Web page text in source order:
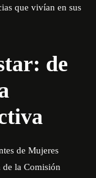
que vivían en sus
de
de Mujeres
de la Comisión